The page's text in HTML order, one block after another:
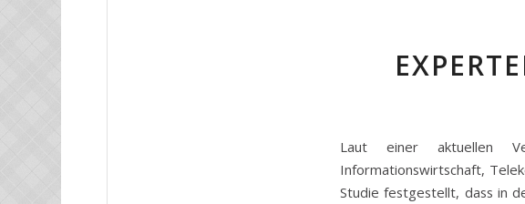
Laut einer aktuellen
Informationswirtschaft,
Studie festgestellt, dass in